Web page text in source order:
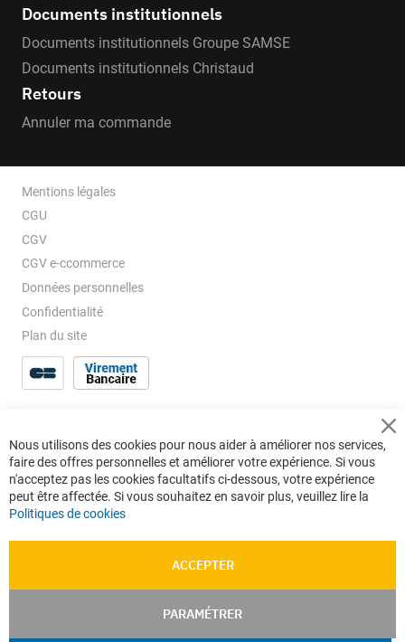
Documents institutionnels
Documents institutionnels Groupe SAMSE
Documents institutionnels Christaud
Retours
Annuler ma commande
Mentions légales
CGU
CGV
CGV e-ccommerce
Données personnelles
Confidentialité
Plan du site
Nous utilisons des cookies pour nous aider à améliorer nos services,
faire des offres personnelles et améliorer votre expérience. Si vous
n'acceptez pas les cookies facultatifs ci-dessous, votre expérience
peut être affectée. Si vous souhaitez en savoir plus, veuillez lire la
Politiques de cookies
ACCEPTER
PARAMÉTRER